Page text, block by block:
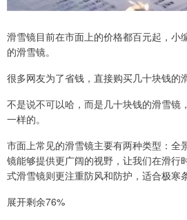
滑雪镜目前在市面上的价格都百元起，小
的滑雪镜。
很多网友为了省钱，直接购买几十块钱的
不是说不可以哈，而是几十块钱的滑雪镜
一样的。
市面上常见的滑雪镜主要有两种类型：全
镜能够提供更广阔的视野，让我们在滑行
式滑雪镜则更注重防风和防护，适合极寒
展开剩余76%